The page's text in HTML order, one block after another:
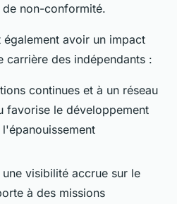
non-conformité.
avoir un impact
des indépendants :
continues et à un réseau
favorise le développement
visibilité accrue sur le
à des missions